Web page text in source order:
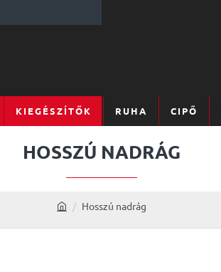
KIEGÉSZÍTŐK RUHA CIPŐ
HOSSZÚ NADRÁG
o
Hosszú nadrág